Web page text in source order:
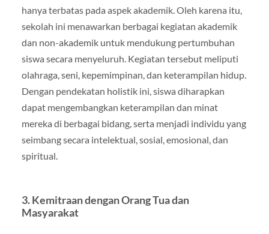
hanya terbatas pada aspek akademik. Oleh karena itu,
sekolah ini menawarkan berbagai kegiatan akademik
dan non-akademik untuk mendukung pertumbuhan
siswa secara menyeluruh. Kegiatan tersebut meliputi
olahraga, seni, kepemimpinan, dan keterampilan hidup.
Dengan pendekatan holistik ini, siswa diharapkan
dapat mengembangkan keterampilan dan minat
mereka di berbagai bidang, serta menjadi individu yang
seimbang secara intelektual, sosial, emosional, dan
spiritual.
3. Kemitraan dengan Orang Tua dan
Masyarakat